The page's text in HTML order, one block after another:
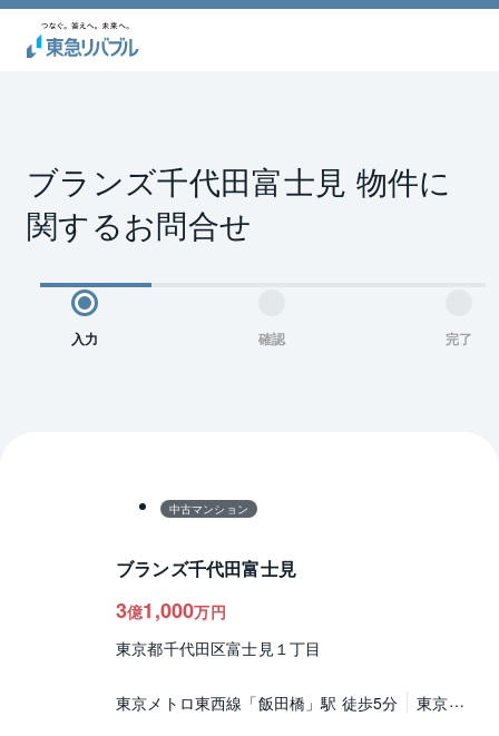
ブランズ千代田富士見 物件に
関するお問合せ
入力 確認 完了
中古マンション
ブランズ千代田富士見
3億1,000万円
東京都千代田区富士見１丁目
東京メトロ東西線「飯田橋」駅 徒歩5分
東京メ